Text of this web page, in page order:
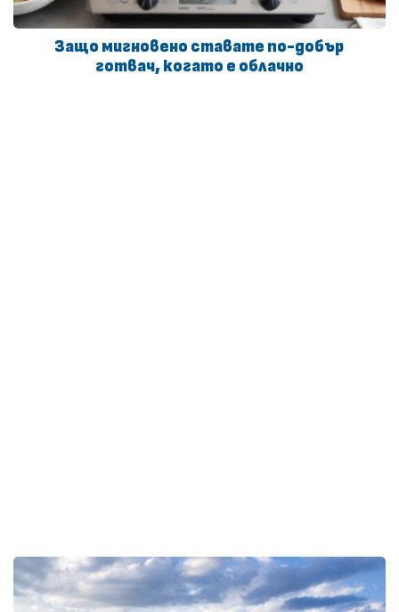
Защо мигновено ставате по-добър
готвач, когато е облачно